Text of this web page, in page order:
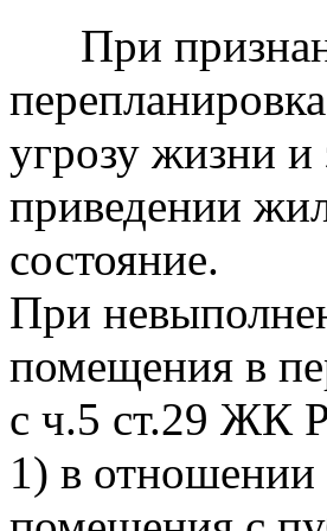
При
угрозу жизни
приведении
состояние.
При
помещения в
с ч.5 ст.29 ЖК
1) в отношении